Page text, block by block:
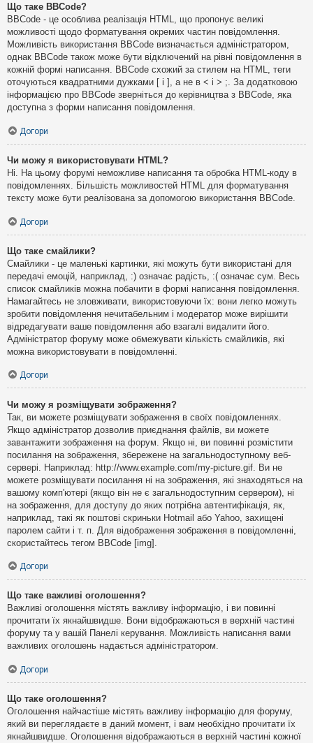
Що таке BBCode?
BBCode - це особлива реалізація HTML, що пропонує великі
можливості щодо форматування окремих частин повідомлення.
Можливість використання BBCode визначається адміністратором,
однак BBCode також може бути відключений на рівні повідомлення в
кожній формі написання. BBCode схожий за стилем на HTML, теги
оточуються квадратними дужками [ і ], а не в < і > ;. За додатковою
інформацією про BBCode зверніться до керівництва з BBCode, яка
доступна з форми написання повідомлення.
Догори
Чи можу я використовувати HTML?
Ні. На цьому форумі неможливе написання та обробка HTML-коду в
повідомленнях. Більшість можливостей HTML для форматування
тексту може бути реалізована за допомогою використання BBCode.
Догори
Що таке смайлики?
Смайлики - це маленькі картинки, які можуть бути використані для
передачі емоцій, наприклад, :) означає радість, :( означає сум. Весь
список смайликів можна побачити в формі написання повідомлення.
Намагайтесь не зловживати, використовуючи їх: вони легко можуть
зробити повідомлення нечитабельним і модератор може вирішити
відредагувати ваше повідомлення або взагалі видалити його.
Адміністратор форуму може обмежувати кількість смайликів, які
можна використовувати в повідомленні.
Догори
Чи можу я розміщувати зображення?
Так, ви можете розміщувати зображення в своїх повідомленнях.
Якщо адміністратор дозволив приєднання файлів, ви можете
завантажити зображення на форум. Якщо ні, ви повинні розмістити
посилання на зображення, збережене на загальнодоступному веб-
сервері. Наприклад: http://www.example.com/my-picture.gif. Ви не
можете розміщувати посилання ні на зображення, які знаходяться на
вашому комп'ютері (якщо він не є загальнодоступним сервером), ні
на зображення, для доступу до яких потрібна автентифікація, як,
наприклад, такі як поштові скриньки Hotmail або Yahoo, захищені
паролем сайти і т. п. Для відображення зображення в повідомленні,
скористайтесь тегом BBCode [img].
Догори
Що таке важливі оголошення?
Важливі оголошення містять важливу інформацію, і ви повинні
прочитати їх якнайшвидше. Вони відображаються в верхній частині
форуму та у вашій Панелі керування. Можливість написання вами
важливих оголошень надається адміністратором.
Догори
Що таке оголошення?
Оголошення найчастіше містять важливу інформацію для форуму,
який ви переглядаєте в даний момент, і вам необхідно прочитати їх
якнайшвидше. Оголошення відображаються в верхній частині кожної